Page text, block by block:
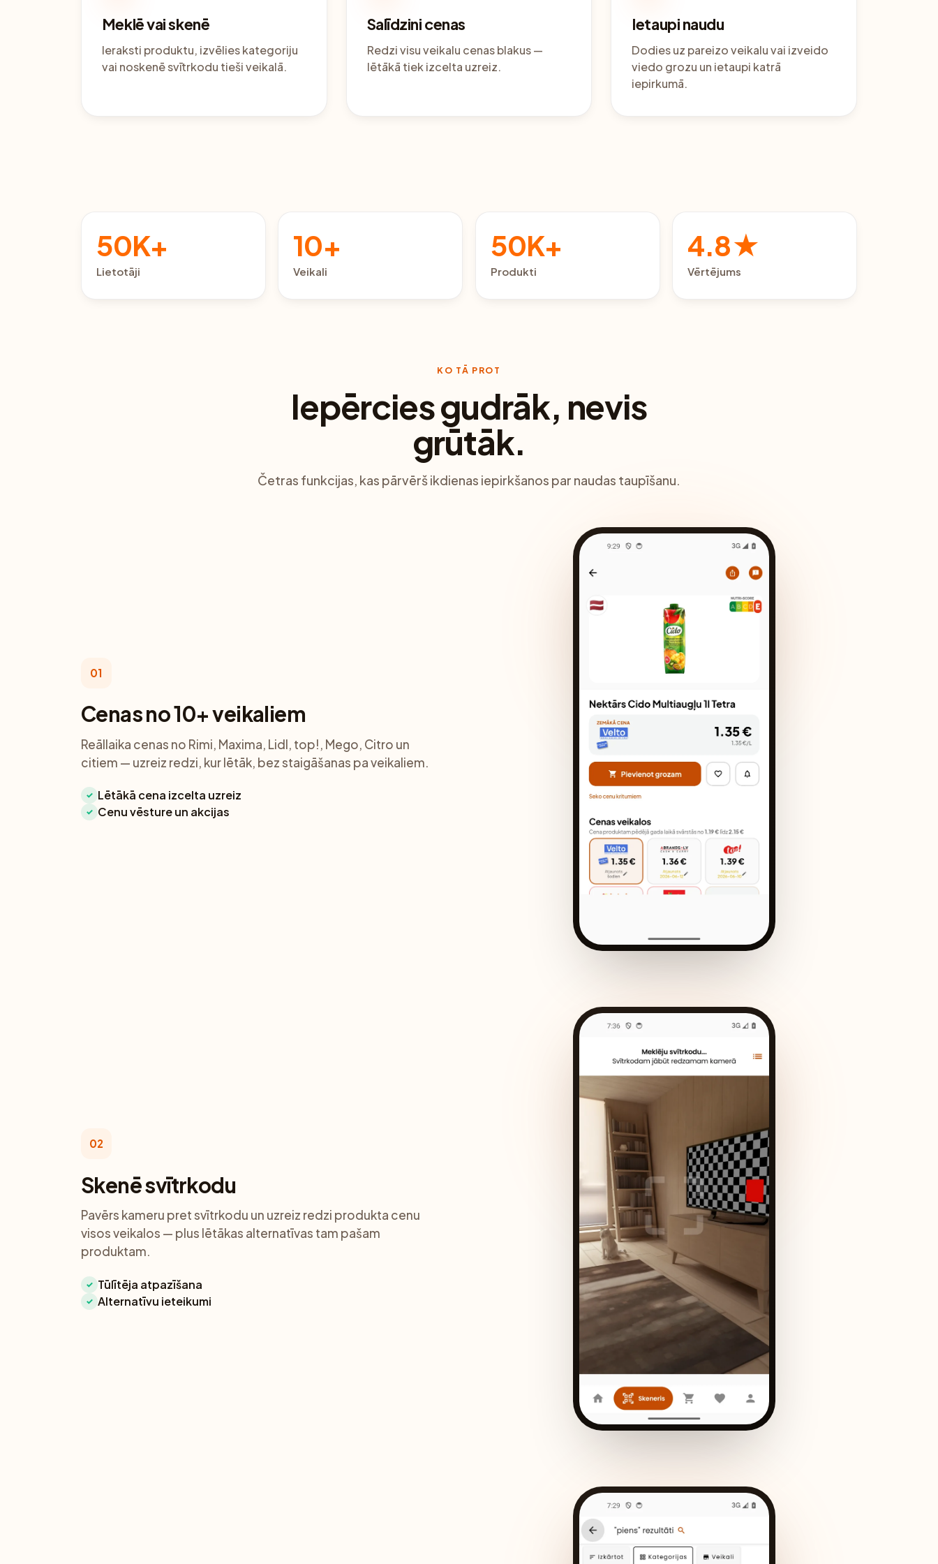
Meklē vai skenē
Ieraksti produktu, izvēlies kategoriju
vai noskenē svītrkodu tieši veikalā.
Salīdzini cenas
Redzi visu veikalu cenas blakus —
lētākā tiek izcelta uzreiz.
Ietaupi naudu
Dodies uz pareizo veikalu vai izveido
viedo grozu un ietaupi katrā
iepirkumā.
50K+
Lietotāji
10+
Veikali
50K+
Produkti
4.8★
Vērtējums
KO TĀ PROT
Iepērcies gudrāk, nevis
grūtāk.
Četras funkcijas, kas pārvērš ikdienas iepirkšanos par naudas taupīšanu.
01
Cenas no 10+ veikaliem
Reāllaika cenas no Rimi, Maxima, Lidl, top!, Mego, Citro un
citiem — uzreiz redzi, kur lētāk, bez staigāšanas pa veikaliem.
✓ Lētākā cena izcelta uzreiz
✓ Cenu vēsture un akcijas
02
Skenē svītrkodu
Pavērs kameru pret svītrkodu un uzreiz redzi produkta cenu
visos veikalos — plus lētākas alternatīvas tam pašam
produktam.
✓ Tūlītēja atpazīšana
✓ Alternatīvu ieteikumi